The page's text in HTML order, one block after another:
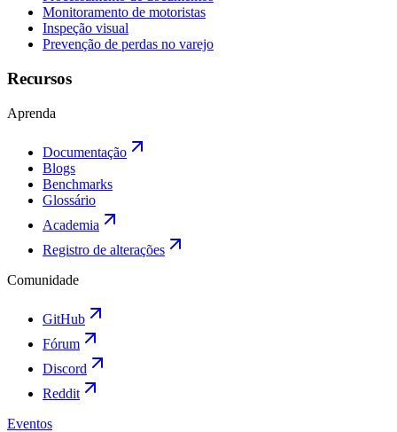
Monitoramento de motoristas
Inspeção visual
Prevenção de perdas no varejo
Recursos
Aprenda
Documentação
Blogs
Benchmarks
Glossário
Academia
Registro de alterações
Comunidade
GitHub
Fórum
Discord
Reddit
Eventos